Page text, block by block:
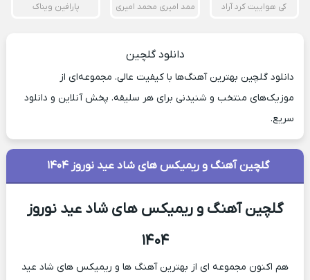
کی هواییت کرد آراد ممد امیری محمد امیری پارافین ویناک
دانلود گلچین
دانلود گلچین بهترین آهنگ‌ها با کیفیت عالی. مجموعه‌ای از
موزیک‌های منتخب و شنیدنی برای هر سلیقه. پخش آنلاین و دانلود
سریع.
گلچین آهنگ و ریمیکس های شاد عید نوروز ۱۴۰۴
گلچین آهنگ و ریمیکس های شاد عید نوروز
۱۴۰۴
هم اکنون مجموعه ای از بهترین آهنگ ها و ریمیکس های شاد عید